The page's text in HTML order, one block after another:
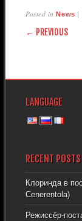
Posted inNews |
POST
← PREVIOUS
LANGUAGE
RECENT POSTS
Клоринда в
Cenerentola)
Режиссёр-